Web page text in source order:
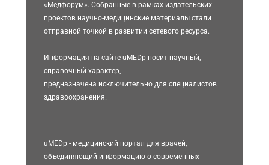
«Медфорум». Собранные в рамках издательских
проектов научно-медицинские материалы стали
отправной точкой в развитии сетевого ресурса.
Информация на сайте uMEDp носит научный,
справочный характер,
предназначена исключительно для специалистов
здравоохранения.
uMEDp - медицинский портал для врачей,
объединяющий информацию о современных